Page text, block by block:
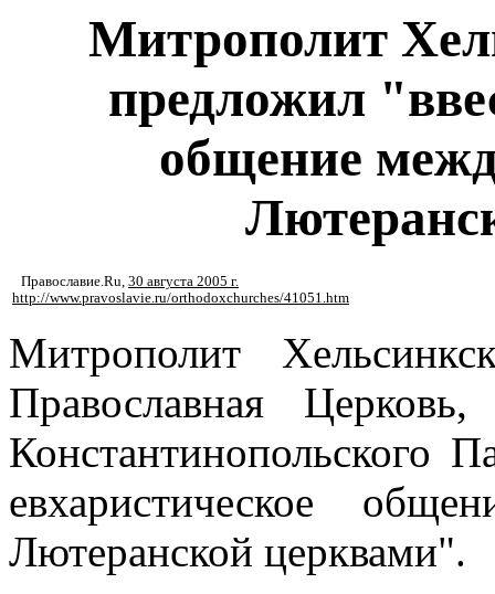
Митрополит
предложил
общение
Православие.Ru, 30 августа 2005 г.
http://www.pravoslavie.ru/orthodoxchurches/41051.htm
Митрополит
Православная
Константинопольского
евхаристическое
Лютеранской церквами".